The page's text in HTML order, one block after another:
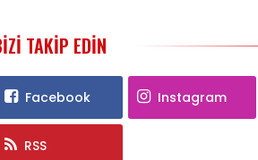
TAKIP EDIN
Facebook Instagram
RSS